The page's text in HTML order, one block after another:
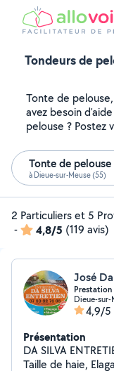
Tondeurs de
Tonte de
avez besoin
pelouse ? Postez
Tonte de
à Dieue-sur-Meuse (55)
2 Particuliers et 5
-
4,8/5 (119 avis)
José
Prestation
Dieue-sur-
4,9/5
Présentation
DA SILVA ENTRETIEN Vous propose, Tonte de
Taille de haie, Elagage, Abattage d'arbres,